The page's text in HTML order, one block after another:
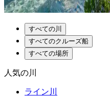
すべての川
すべてのクルーズ船
すべての場所
人気の川
ライン川